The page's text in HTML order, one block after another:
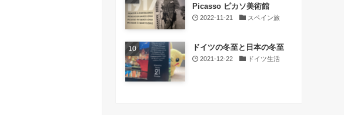
Picasso ピカソ美術館
2022-11-21 スペイン旅
ドイツの冬至と日本の冬至
2021-12-22 ドイツ生活